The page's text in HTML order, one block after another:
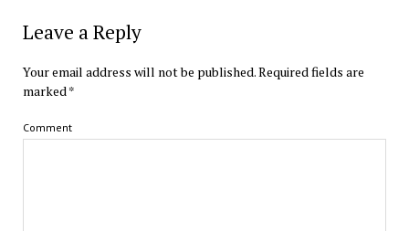
Leave a Reply
Your email address will not be published.Required fields are
marked*
Comment